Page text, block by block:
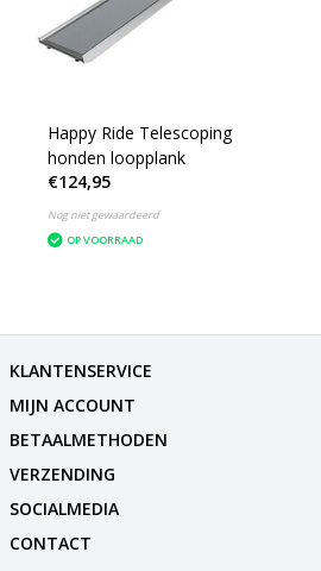
Happy Ride Telescoping
honden loopplank
€124,95
Nog niet gewaardeerd
OP VOORRAAD
KLANTENSERVICE
MIJN ACCOUNT
BETAALMETHODEN
VERZENDING
SOCIALMEDIA
CONTACT